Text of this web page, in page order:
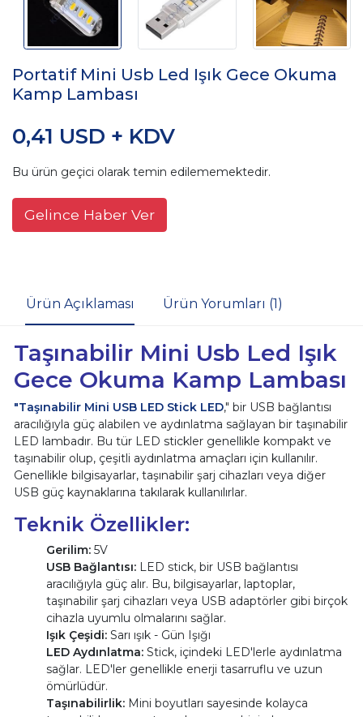
Portatif Mini Usb Led Işık Gece Okuma
Kamp Lambası
0,41 USD + KDV
Bu ürün geçici olarak temin edilememektedir.
Gelince Haber Ver
Ürün Açıklaması Ürün Yorumları (1)
Taşınabilir Mini Usb Led Işık
Gece Okuma Kamp Lambası
"Taşınabilir Mini USB LED Stick LED," bir USB bağlantısı
aracılığıyla güç alabilen ve aydınlatma sağlayan bir taşınabilir
LED lambadır. Bu tür LED stickler genellikle kompakt ve
taşınabilir olup, çeşitli aydınlatma amaçları için kullanılır.
Genellikle bilgisayarlar, taşınabilir şarj cihazları veya diğer
USB güç kaynaklarına takılarak kullanılırlar.
Teknik Özellikler:
Gerilim: 5V
USB Bağlantısı:LED stick, bir USB bağlantısı
aracılığıyla güç alır. Bu, bilgisayarlar, laptoplar,
taşınabilir şarj cihazları veya USB adaptörler gibi birçok
cihazla uyumlu olmalarını sağlar.
Işık Çeşidi:Sarı ışık - Gün Işığı
LED Aydınlatma:Stick, içindeki LED'lerle aydınlatma
sağlar. LED'ler genellikle enerji tasarruflu ve uzun
ömürlüdür.
Taşınabilirlik:Mini boyutları sayesinde kolayca